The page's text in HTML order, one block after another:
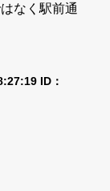
なく駅前通
ID：